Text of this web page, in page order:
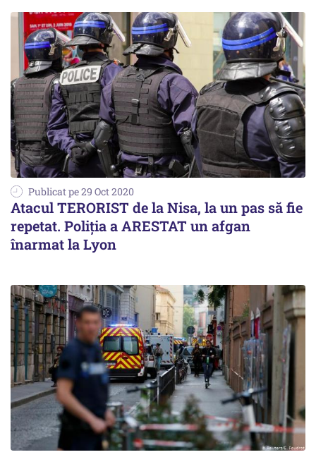
Publicat pe 29 Oct 2020
Atacul TERORIST de la Nisa, la un pas să fie
repetat. Poliția a ARESTAT un afgan
înarmat la Lyon